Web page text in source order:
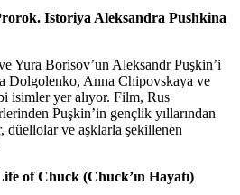
Istoriya Aleksandra Pushkina
Yura Borisov’un Aleksandr Puşkin’i
Dolgolenko, Anna Chipovskaya ve
isimler yer alıyor. Film, Rus
Puşkin’in gençlik yıllarından
düellolar ve aşklarla şekillenen
of Chuck (Chuck’ın Hayatı)